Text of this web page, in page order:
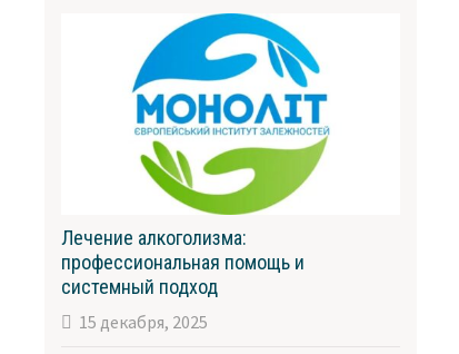
Лечение алкоголизма:
профессиональная помощь и
системный подход
15 декабря, 2025